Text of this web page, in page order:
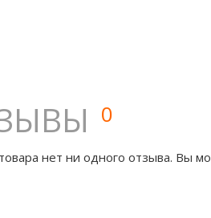
0
нет ни одного отзыва. Вы